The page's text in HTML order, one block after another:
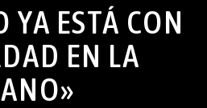
YA ESTÁ CON
EN LA